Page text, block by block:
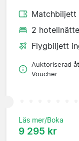
Matchbiljett
2
Flygbiljett
Auktoriserad
Voucher
Läs mer/Boka
9 295 kr